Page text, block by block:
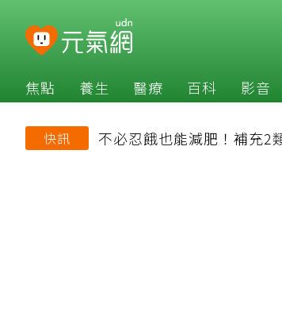
焦點 養生 醫療 百科 影音
快訊 不必忍餓也能減肥！補充2